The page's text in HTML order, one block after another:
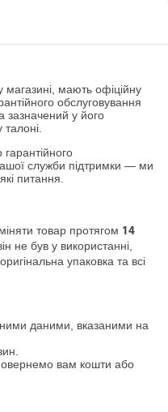
магазині, мають офіційну
обслуговування
зазначений у його
служби підтримки — ми
питання.
товар протягом 14
не був у використанні,
упаковка та всі
даними, вказаними на
вам кошти або